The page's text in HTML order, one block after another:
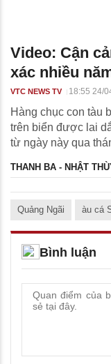
Video: Cận
xác nhiều
VTC NEWS TV 18:55 24/
Hàng chục con tàu
trên biển được lai
từ ngày này qua
THANH BA - NHẬT
Quảng Ngãi àu cá
Bình luận